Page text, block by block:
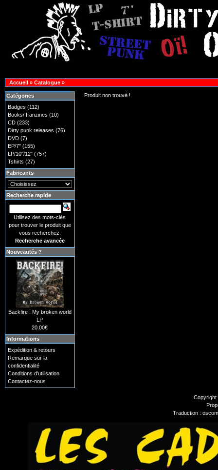
Accueil» Catalogue»
Produit non trouvé !
Catégories
Badges (112)
Books/ Fanzines (10)
CD(233)
Dirty punk releases (76)
DVD(7)
EP/7"(155)
LP/10"/12"(757)
Tshirts (27)
Fabricants
Recherche rapide
Utilisez des mots-clés
pour trouver le produit que
vous recherchez.
Recherche avancée
Nouveautés ?
Backfire : My broken world
LP
20.00€
Informations
Expédition & retours
Remarque sur la
confidentialité
Conditions d'utilisation
Contactez-nous
Traduction :